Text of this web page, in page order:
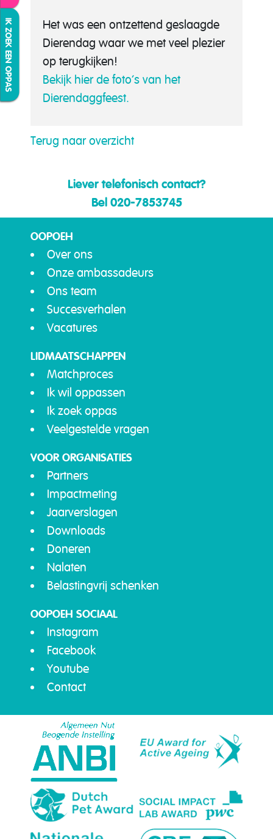
IK ZOEK EEN OPPAS
Het was een ontzettend geslaagde
Dierendag waar we met veel plezier
op terugkijken!
Bekijk hier de foto’s van het
Dierendaggfeest.
Terug naar overzicht
Liever telefonisch contact?
Bel 020-7853745
OOPOEH
Over ons
Onze ambassadeurs
Ons team
Succesverhalen
Vacatures
LIDMAATSCHAPPEN
Matchproces
Ik wil oppassen
Ik zoek oppas
Veelgestelde vragen
VOOR ORGANISATIES
Partners
Impactmeting
Jaarverslagen
Downloads
Doneren
Nalaten
Belastingvrij schenken
OOPOEH SOCIAAL
Instagram
Facebook
Youtube
Contact